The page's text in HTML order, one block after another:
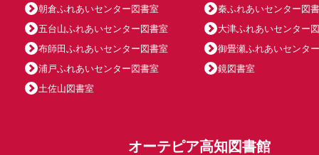
朝倉ふれあいセンター図書室
秦ふれあいセンター図
五台山ふれあいセンター図書室
大津ふれあいセンター
布師田ふれあいセンター図書室
御畳瀬ふれあいセンタ
浦戸ふれあいセンター図書室
鏡図書室
土佐山図書室
オーテピア高知図書館